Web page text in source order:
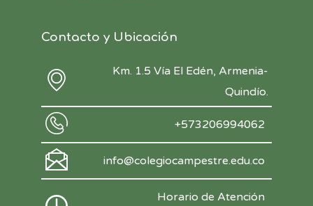
Contacto y Ubicación
Km. 1.5 Vía El Edén, Armenia-
Quindío.
+573206994062
info@colegiocampestre.edu.co
Horario de Atención